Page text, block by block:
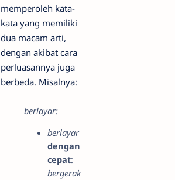
memperoleh kata-
kata yang memiliki
dua macam arti,
dengan akibat cara
perluasannya juga
berbeda. Misalnya:
berlayar:
berlayar
dengan
cepat:
bergerak